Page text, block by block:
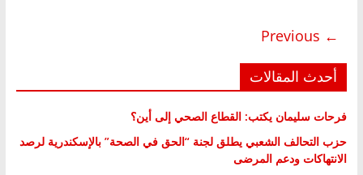
← Previous
أحدث المقالات
فرحات سليمان يكتب: القطاع الصحي إلى أين؟
حزب التحالف الشعبي يطلق لجنة “الحق في الصحة” بالإسكندرية لرصد
الانتهاكات ودعم المرضى